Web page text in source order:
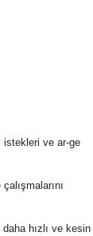
istekleri ve ar-ge
hızlı ve kesin